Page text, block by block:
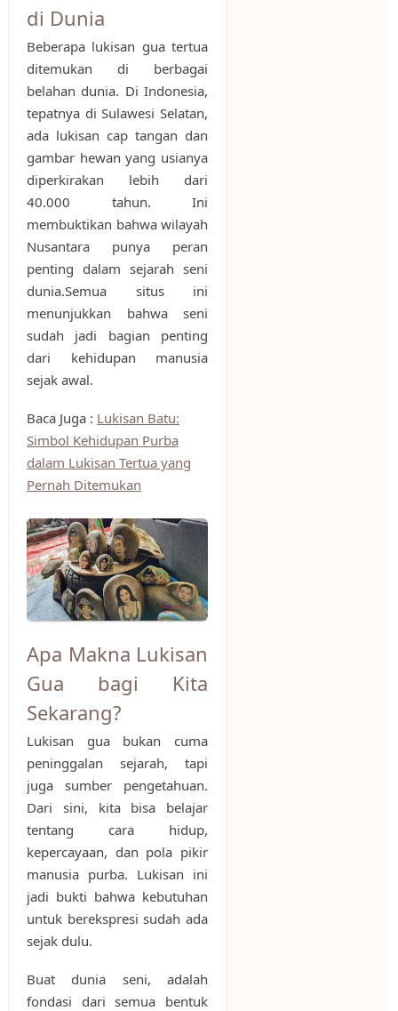
di Dunia
Beberapa lukisan gua tertua
ditemukan di berbagai
belahan dunia. Di Indonesia,
tepatnya di Sulawesi Selatan,
ada lukisan cap tangan dan
gambar hewan yang usianya
diperkirakan lebih dari
40.000 tahun. Ini
membuktikan bahwa wilayah
Nusantara punya peran
penting dalam sejarah seni
dunia.Semua situs ini
menunjukkan bahwa seni
sudah jadi bagian penting
dari kehidupan manusia
sejak awal.
Baca Juga : Lukisan Batu:
Simbol Kehidupan Purba
dalam Lukisan Tertua yang
Pernah Ditemukan
Apa Makna Lukisan
Gua bagi Kita
Sekarang?
Lukisan gua bukan cuma
peninggalan sejarah, tapi
juga sumber pengetahuan.
Dari sini, kita bisa belajar
tentang cara hidup,
kepercayaan, dan pola pikir
manusia purba. Lukisan ini
jadi bukti bahwa kebutuhan
untuk berekspresi sudah ada
sejak dulu.
Buat dunia seni, adalah
fondasi dari semua bentuk